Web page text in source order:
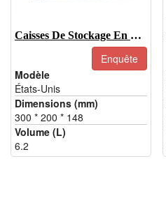
Caisses De Stockage En Plastique-EUA
Enquête
Modèle
États-Unis
Dimensions (mm)
300 * 200 * 148
Volume (L)
6.2